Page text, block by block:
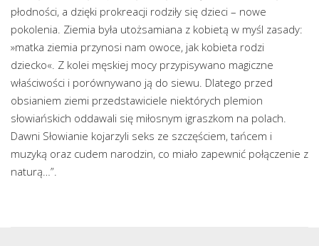
płodności, a dzięki prokreacji rodziły się dzieci – nowe
pokolenia. Ziemia była utożsamiana z kobietą w myśl zasady:
»matka ziemia przynosi nam owoce, jak kobieta rodzi
dziecko«. Z kolei męskiej mocy przypisywano magiczne
właściwości i porównywano ją do siewu. Dlatego przed
obsianiem ziemi przedstawiciele niektórych plemion
słowiańskich oddawali się miłosnym igraszkom na polach.
Dawni Słowianie kojarzyli seks ze szczęściem, tańcem i
muzyką oraz cudem narodzin, co miało zapewnić połączenie z
naturą…”.